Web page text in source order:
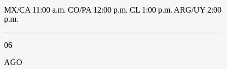
MX/CA 11:00 a.m. CO/PA 12:00 p.m. CL 1:00 p.m. ARG/UY 2:00
p.m.
06
AGO